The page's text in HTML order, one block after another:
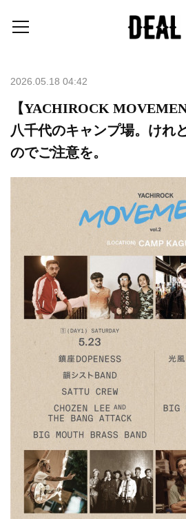
2026.05.18 04:42
【YACHIROCK
八千代のキャンプ場。けれ
のでご注意を。